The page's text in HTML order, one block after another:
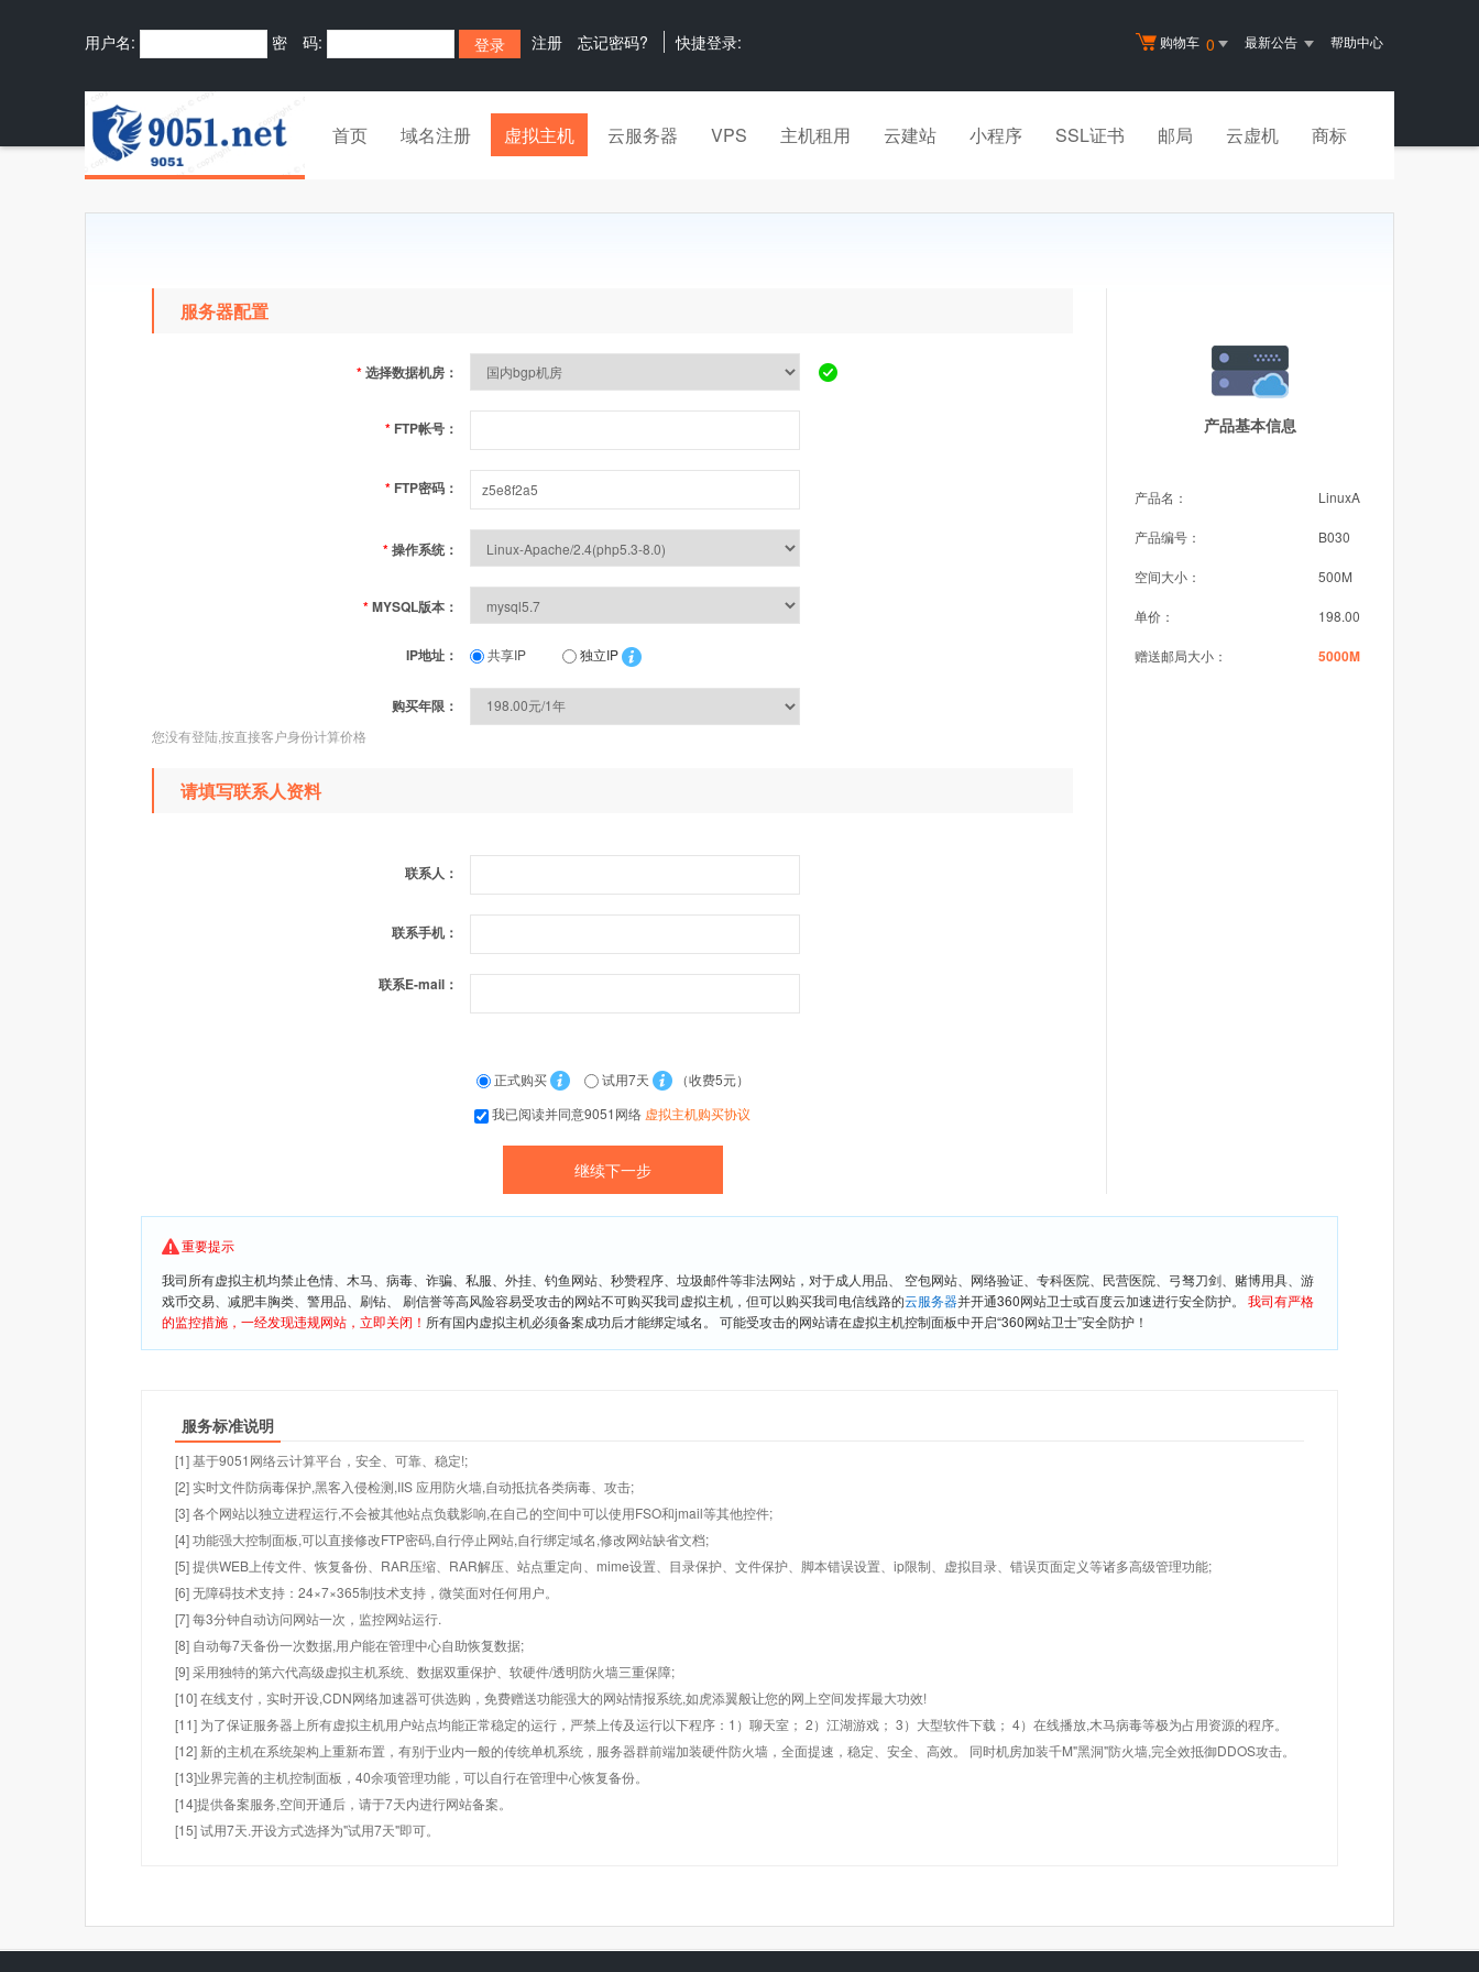
购物车 0 最新公告 帮助中心
用户名: 密 码: 注册 忘记密码? 快捷登录:
首页 域名注册 虚拟主机 云服务器 VPS 主机租用 云建站 小程序 SSL证书 邮局 云虚机 商标
产品基本信息
产品名： LinuxA
产品编号： B030
空间大小： 500M
单价： 198.00
赠送邮局大小： 5000M
服务器配置
*选择数据机房：
* FTP帐号：
* FTP密码：
*操作系统：
*MYSQL版本：
IP地址： 共享IP 独立IP
购买年限：
您没有登陆,按直接客户身份计算价格
请填写联系人资料
联系人：
联系手机：
联系E-mail：
正式购买 试用7天
（收费5元）
我已阅读并同意9051网络 虚拟主机购买协议
重要提示
我司所有虚拟主机均禁止色情、木马、病毒、诈骗、私服、外挂、钓鱼网站、秒赞程序、垃圾邮件等非法网站，对于成人用品、 空包网站、网络验证、专科医院、民营医院、弓驽刀剑、赌博用具、游
戏币交易、减肥丰胸类、警用品、刷钻、 刷信誉等高风险容易受攻击的网站不可购买我司虚拟主机，但可以购买我司电信线路的云服务器并开通360网站卫士或百度云加速进行安全防护。 我司有严格
的监控措施，一经发现违规网站，立即关闭！ 所有国内虚拟主机必须备案成功后才能绑定域名。 可能受攻击的网站请在虚拟主机控制面板中开启“360网站卫士”安全防护！
服务标准说明
[1] 基于9051网络云计算平台，安全、可靠、稳定!;
[2] 实时文件防病毒保护,黑客入侵检测,IIS 应用防火墙,自动抵抗各类病毒、攻击;
[3] 各个网站以独立进程运行,不会被其他站点负载影响,在自己的空间中可以使用FSO和jmail等其他控件;
[4] 功能强大控制面板,可以直接修改FTP密码,自行停止网站,自行绑定域名,修改网站缺省文档;
[5] 提供WEB上传文件、恢复备份、RAR压缩、RAR解压、站点重定向、mime设置、目录保护、文件保护、脚本错误设置、ip限制、虚拟目录、错误页面定义等诸多高级管理功能;
[6] 无障碍技术支持：24×7×365制技术支持，微笑面对任何用户。
[7] 每3分钟自动访问网站一次，监控网站运行.
[8] 自动每7天备份一次数据,用户能在管理中心自助恢复数据;
[9] 采用独特的第六代高级虚拟主机系统、数据双重保护、软硬件/透明防火墙三重保障;
[10] 在线支付，实时开设,CDN网络加速器可供选购，免费赠送功能强大的网站情报系统,如虎添翼般让您的网上空间发挥最大功效!
[11] 为了保证服务器上所有虚拟主机用户站点均能正常稳定的运行，严禁上传及运行以下程序：1）聊天室； 2）江湖游戏； 3）大型软件下载； 4）在线播放,木马病毒等极为占用资源的程序。
[12] 新的主机在系统架构上重新布置，有别于业内一般的传统单机系统，服务器群前端加装硬件防火墙，全面提速，稳定、安全、高效。 同时机房加装千M"黑洞"防火墙,完全效抵御DDOS攻击。
[13]业界完善的主机控制面板，40余项管理功能，可以自行在管理中心恢复备份。
[14]提供备案服务,空间开通后，请于7天内进行网站备案。
[15] 试用7天.开设方式选择为"试用7天"即可。